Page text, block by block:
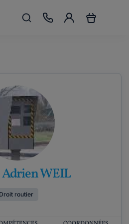
WEIL
Droit routier